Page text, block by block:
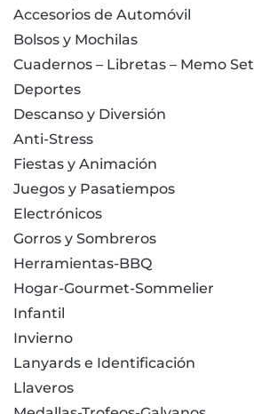
Accesorios de Automóvil
Bolsos y Mochilas
Cuadernos – Libretas – Memo Set
Deportes
Descanso y Diversión
Anti-Stress
Fiestas y Animación
Juegos y Pasatiempos
Electrónicos
Gorros y Sombreros
Herramientas-BBQ
Hogar-Gourmet-Sommelier
Infantil
Invierno
Lanyards e Identificación
Llaveros